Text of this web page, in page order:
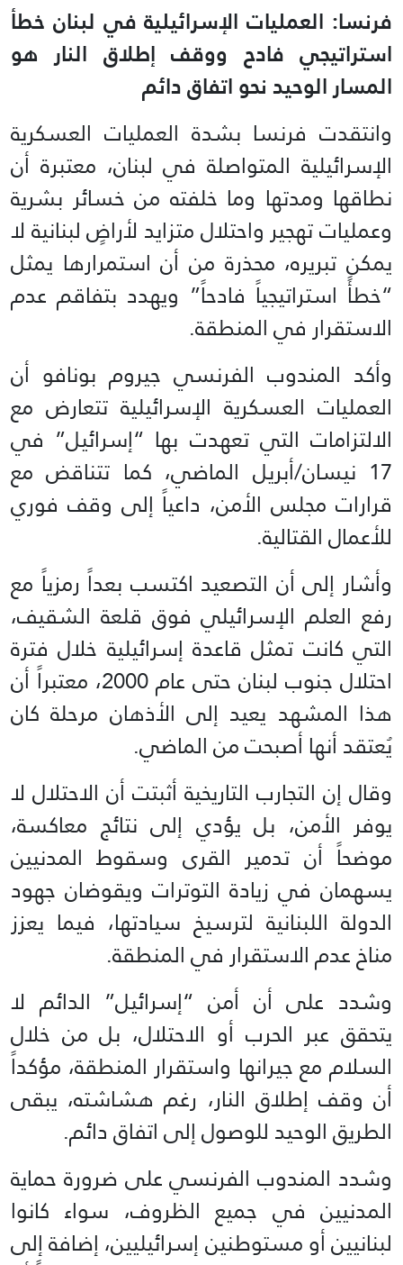
فرنسا: العمليات الإسرائيلية في لبنان خطأ
استراتيجي فادح ووقف إطلاق النار هو
المسار الوحيد نحو اتفاق دائم
وانتقدت فرنسا بشدة العمليات العسكرية
الإسرائيلية المتواصلة في لبنان، معتبرة أن
نطاقها ومدتها وما خلفته من خسائر بشرية
وعمليات تهجير واحتلال متزايد لأراضٍ لبنانية لا
يمكن تبريره، محذرة من أن استمرارها يمثل
“خطأً استراتيجياً فادحاً” ويهدد بتفاقم عدم
الاستقرار في المنطقة.
وأكد المندوب الفرنسي جيروم بونافو أن
العمليات العسكرية الإسرائيلية تتعارض مع
الالتزامات التي تعهدت بها “إسرائيل” في
17 نيسان/أبريل الماضي، كما تتناقض مع
قرارات مجلس الأمن، داعياً إلى وقف فوري
للأعمال القتالية.
وأشار إلى أن التصعيد اكتسب بعداً رمزياً مع
رفع العلم الإسرائيلي فوق قلعة الشقيف،
التي كانت تمثل قاعدة إسرائيلية خلال فترة
احتلال جنوب لبنان حتى عام 2000، معتبراً أن
هذا المشهد يعيد إلى الأذهان مرحلة كان
يُعتقد أنها أصبحت من الماضي.
وقال إن التجارب التاريخية أثبتت أن الاحتلال لا
يوفر الأمن، بل يؤدي إلى نتائج معاكسة،
موضحاً أن تدمير القرى وسقوط المدنيين
يسهمان في زيادة التوترات ويقوضان جهود
الدولة اللبنانية لترسيخ سيادتها، فيما يعزز
مناخ عدم الاستقرار في المنطقة.
وشدد على أن أمن “إسرائيل” الدائم لا
يتحقق عبر الحرب أو الاحتلال، بل من خلال
السلام مع جيرانها واستقرار المنطقة، مؤكداً
أن وقف إطلاق النار، رغم هشاشته، يبقى
الطريق الوحيد للوصول إلى اتفاق دائم.
وشدد المندوب الفرنسي على ضرورة حماية
المدنيين في جميع الظروف، سواء كانوا
لبنانيين أو مستوطنين إسرائيليين، إضافة إلى